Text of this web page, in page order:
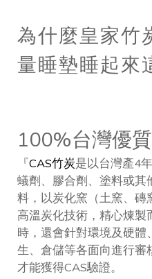
為什麼皇家竹
量睡墊睡起來
100%台灣優
『CAS竹炭是以台灣產4
蟻劑、膠合劑、塗料或
料，以炭化窯（土窯、磚
高溫炭化技術，精心煉
時，還會針對環境及硬
生、倉儲等各面向進行審
才能獲得CAS驗證。